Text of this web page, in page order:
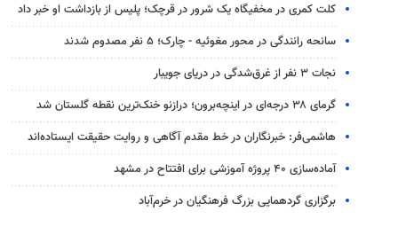
کلت کمری در مخفیگاه یک شرور در قرچک؛ پلیس از بازداشت او خبر داد
سانحه رانندگی در محور مغوئیه - چارک؛ ۵ نفر مصدوم شدند
نجات ۳ نفر از غرق‌شدگی در دریای جویبار
گرمای ۳۸ درجه‌ای در اینچه‌برون؛ درازنو خنک‌ترین نقطه گلستان شد
هاشمی‌فر​​​​​​​: خبرنگاران در خط مقدم آگاهی و روایت حقیقت ایستاده‌اند
آماده‌سازی ۴۰ پروژه آموزشی برای افتتاح در مشهد
برگزاری گردهمایی بزرگ فرهنگیان در خرم‌آباد